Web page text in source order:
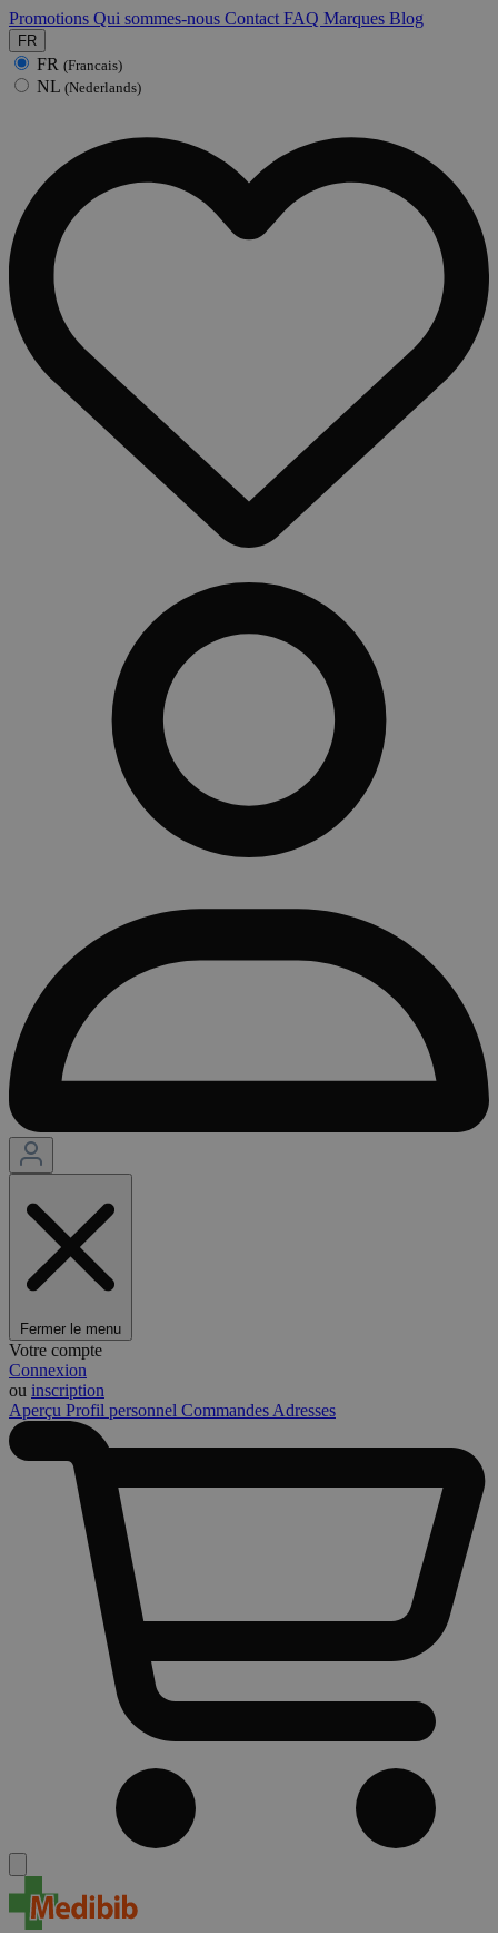
Promotions Qui sommes-nous Contact FAQ Marques Blog
FR
FR (Francais)
NL (Nederlands)
Fermer le menu
Votre compte
Connexion
ou inscription
Aperçu Profil personnel Commandes Adresses